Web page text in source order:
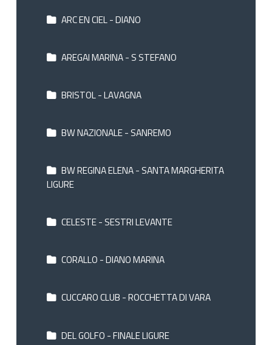
ARC EN CIEL - DIANO
AREGAI MARINA - S STEFANO
BRISTOL - LAVAGNA
BW NAZIONALE - SANREMO
BW REGINA ELENA - SANTA MARGHERITA
LIGURE
CELESTE - SESTRI LEVANTE
CORALLO - DIANO MARINA
CUCCARO CLUB - ROCCHETTA DI VARA
DEL GOLFO - FINALE LIGURE